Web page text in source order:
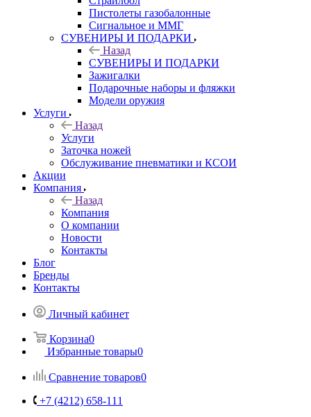
Пистолеты газобалонные
Сигнальное и ММГ
СУВЕНИРЫ И ПОДАРКИ
Назад
СУВЕНИРЫ И ПОДАРКИ
Зажигалки
Подарочные наборы и фляжки
Модели оружия
Услуги
Назад
Услуги
Заточка ножей
Обслуживание пневматики и КСОИ
Акции
Компания
Назад
Компания
О компании
Новости
Контакты
Блог
Бренды
Контакты
Личный кабинет
Корзина0
Избранные товары0
Сравнение товаров0
+7 (4212) 658-111